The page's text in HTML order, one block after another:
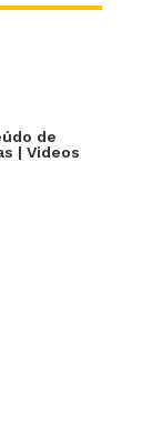
de
| Videos